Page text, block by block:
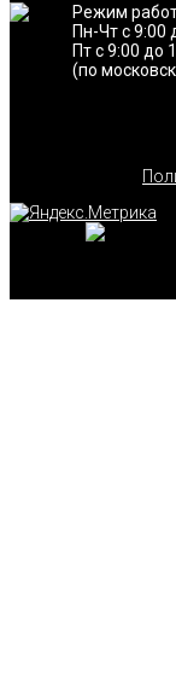
Режим
Пн-Чт с 9:00
Пт с 9:00 до
(по